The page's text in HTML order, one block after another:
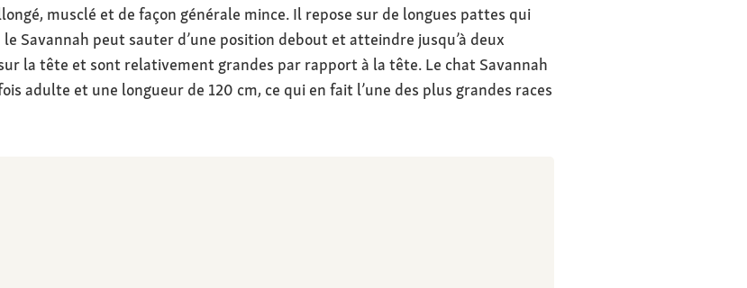
musclé et de façon générale mince. Il repose sur de longues pattes qui
Savannah peut sauter d’une position debout et atteindre jusqu’à deux
la tête et sont relativement grandes par rapport à la tête. Le chat Savannah
adulte et une longueur de 120 cm, ce qui en fait l’une des plus grandes races